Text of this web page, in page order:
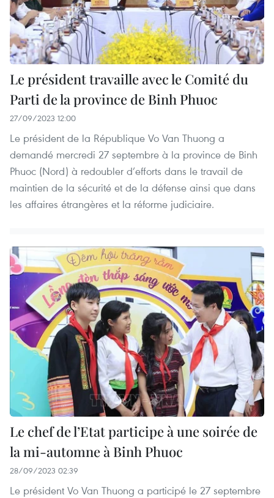
Le président travaille avec le Comité du
Parti de la province de Binh Phuoc
27/09/2023 12:00
Le président de la République Vo Van Thuong a
demandé mercredi 27 septembre à la province de Binh
Phuoc (Nord) à redoubler d’efforts dans le travail de
maintien de la sécurité et de la défense ainsi que dans
les affaires étrangères et la réforme judiciaire.
Le chef de l’Etat participe à une soirée de
la mi-automne à Binh Phuoc
28/09/2023 02:39
Le président Vo Van Thuong a participé le 27 septembre